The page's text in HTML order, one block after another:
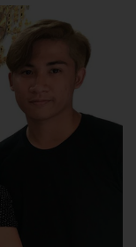
danh với nghiệp ca